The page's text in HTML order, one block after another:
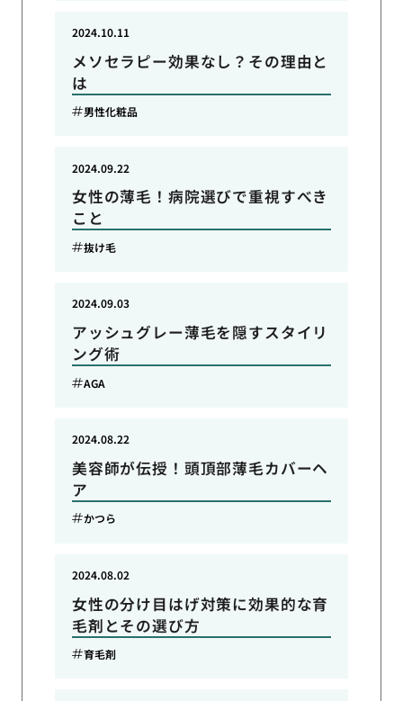
メソセラピー効果なし？その理由と
は
2024.10.11
男性化粧品
女性の薄毛！病院選びで重視すべき
こと
2024.09.22
抜け毛
アッシュグレー薄毛を隠すスタイリ
ング術
2024.09.03
AGA
美容師が伝授！頭頂部薄毛カバーヘ
ア
2024.08.22
かつら
女性の分け目はげ対策に効果的な育
毛剤とその選び方
2024.08.02
育毛剤